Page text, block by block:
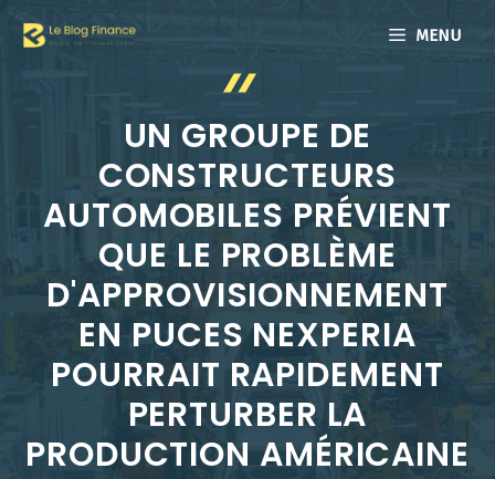
MENU
UN GROUPE DE
CONSTRUCTEURS
AUTOMOBILES PRÉVIENT
QUE LE PROBLÈME
D'APPROVISIONNEMENT
EN PUCES NEXPERIA
POURRAIT RAPIDEMENT
PERTURBER LA
PRODUCTION AMÉRICAINE